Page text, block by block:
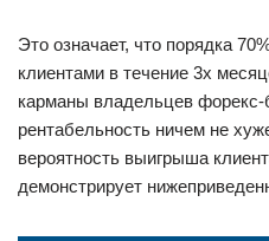
Это означает, что порядка
клиентами в течение 3х
карманы владельцев форекс-
рентабельность ничем не
вероятность выигрыша
демонстрирует